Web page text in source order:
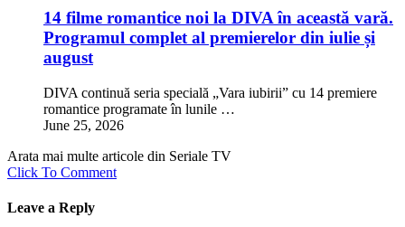
14 filme romantice noi la DIVA în această vară.
Programul complet al premierelor din iulie și
august
DIVA continuă seria specială „Vara iubirii” cu 14 premiere
romantice programate în lunile …
June 25, 2026
Arata mai multe articole din Seriale TV
Click To Comment
Leave a Reply